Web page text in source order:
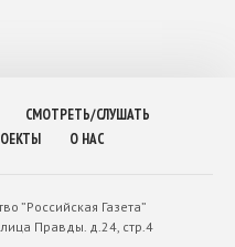
СМОТРЕТЬ/СЛУШАТЬ
О НАС
”Российская Газета”
Правды. д.24, стр.4